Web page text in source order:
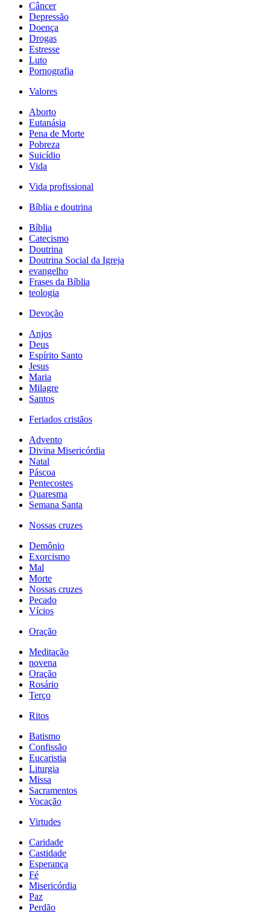
Câncer
Depressão
Doença
Drogas
Estresse
Luto
Pornografia
Valores
Aborto
Eutanásia
Pena de Morte
Pobreza
Suicídio
Vida
Vida profissional
Bíblia e doutrina
Bíblia
Catecismo
Doutrina
Doutrina Social da Igreja
evangelho
Frases da Bíblia
teologia
Devoção
Anjos
Deus
Espírito Santo
Jesus
Maria
Milagre
Santos
Feriados cristãos
Advento
Divina Misericórdia
Natal
Páscoa
Pentecostes
Quaresma
Semana Santa
Nossas cruzes
Demônio
Exorcismo
Mal
Morte
Nossas cruzes
Pecado
Vícios
Oração
Meditação
novena
Oração
Rosário
Terço
Ritos
Batismo
Confissão
Eucaristia
Liturgia
Missa
Sacramentos
Vocação
Virtudes
Caridade
Castidade
Esperança
Fé
Misericórdia
Paz
Perdão